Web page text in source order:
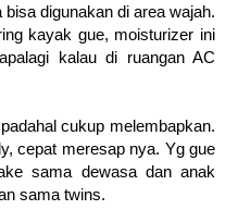
digunakan di area wajah.
kayak gue, moisturizer ini
kalau di ruangan AC
cukup melembapkan.
cepat meresap nya. Yg gue
sama dewasa dan anak
sama twins.